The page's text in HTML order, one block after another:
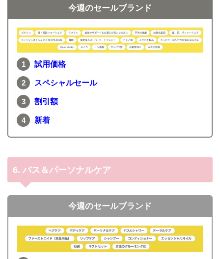
今週のセールブランド
試用価格
スペシャルセール
割引額
新着
6. バス＆パーソナルケア
今週のセールブランド